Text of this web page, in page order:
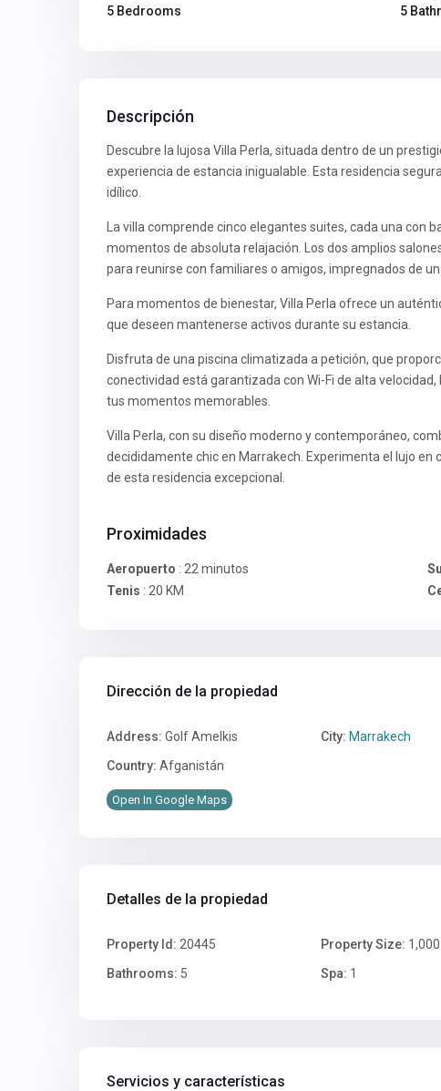
5 Bedrooms 5
Descripción
Descubre la lujosa Villa Perla, situada dentro de un
experiencia de estancia inigualable. Esta residencia
idílico.
La villa comprende cinco elegantes suites, cada una con
momentos de absoluta relajación. Los dos amplios
para reunirse con familiares o amigos, impregnados de
Para momentos de bienestar, Villa Perla ofrece un
que deseen mantenerse activos durante su estancia.
Disfruta de una piscina climatizada a petición, que
conectividad está garantizada con Wi-Fi de alta
tus momentos memorables.
Villa Perla, con su diseño moderno y contemporáneo,
decididamente chic en Marrakech. Experimenta el lujo
de esta residencia excepcional.
Proximidades
Aeropuerto : 22 minutos
Tenis : 20 KM
Dirección de la propiedad
Address: Golf Amelkis City: Marrakech
Country: Afganistán
Open In Google Maps
Detalles de la propiedad
Property Id: 20445 Property Size:
Bathrooms: 5 Spa: 1
Servicios y características